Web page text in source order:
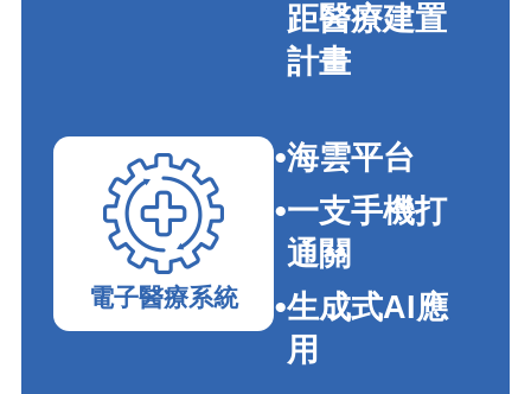
距醫療建置
計畫
電子醫療系統
海雲平台
一支手機打
通關
生成式AI應
用